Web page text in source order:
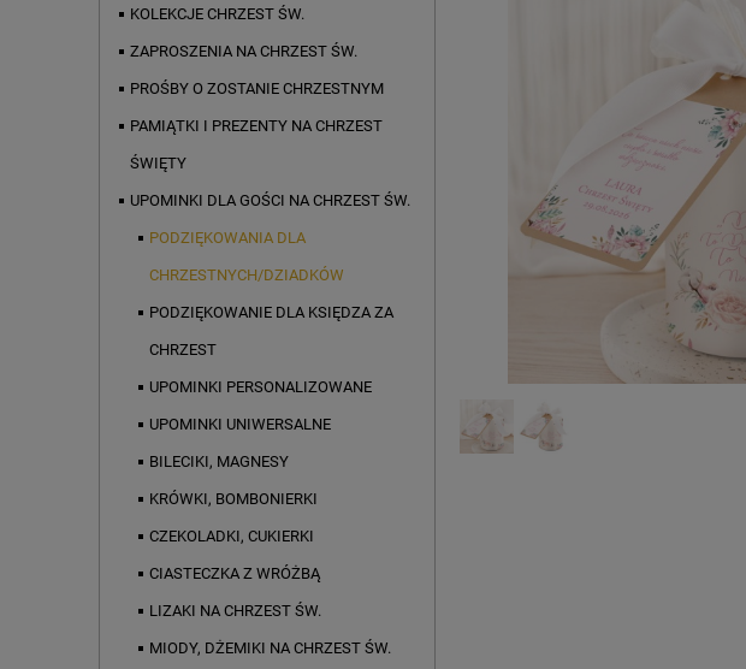
KOLEKCJE CHRZEST ŚW.
ZAPROSZENIA NA CHRZEST ŚW.
PROŚBY O ZOSTANIE CHRZESTNYM
PAMIĄTKI I PREZENTY NA CHRZEST
ŚWIĘTY
UPOMINKI DLA GOŚCI NA CHRZEST ŚW.
PODZIĘKOWANIA DLA
CHRZESTNYCH/DZIADKÓW
PODZIĘKOWANIE DLA KSIĘDZA ZA
CHRZEST
UPOMINKI PERSONALIZOWANE
UPOMINKI UNIWERSALNE
BILECIKI, MAGNESY
KRÓWKI, BOMBONIERKI
CZEKOLADKI, CUKIERKI
CIASTECZKA Z WRÓŻBĄ
LIZAKI NA CHRZEST ŚW.
MIODY, DŻEMIKI NA CHRZEST ŚW.